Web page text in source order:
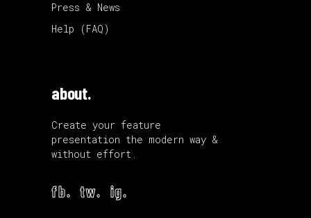
Press & News
Help (FAQ)
about.
Create your feature
presentation the modern way &
without effort.
fb. tw. ig.